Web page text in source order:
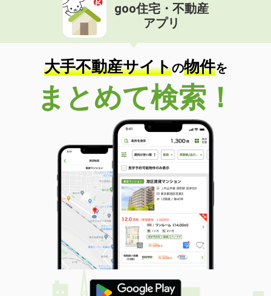
goo住宅・不動産
アプリ
大手不動産サイトの物件を
まとめて検索！